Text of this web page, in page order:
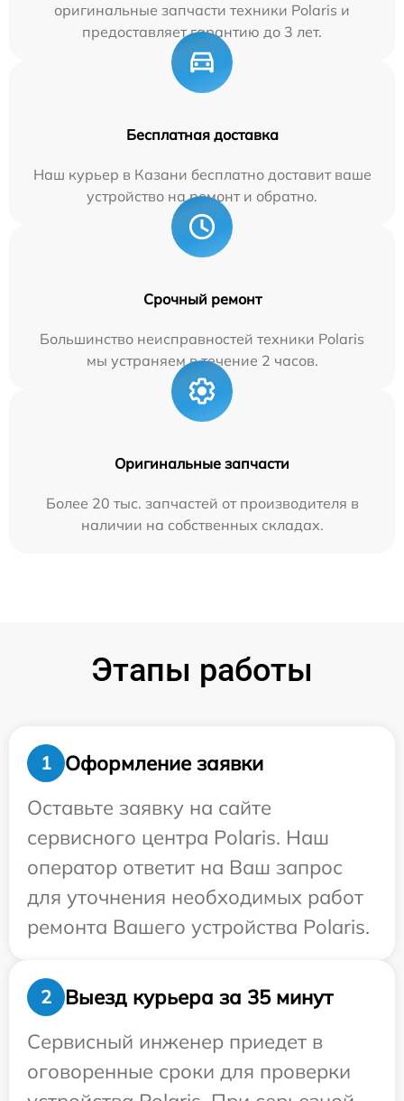
оригинальные запчасти техники Polaris и
предоставляет гарантию до 3 лет.
Бесплатная доставка
Наш курьер в Казани бесплатно доставит ваше
устройство на ремонт и обратно.
Срочный ремонт
Большинство неисправностей техники Polaris
мы устраняем в течение 2 часов.
Оригинальные запчасти
Более 20 тыс. запчастей от производителя в
наличии на собственных складах.
Этапы работы
1
Оформление заявки
Оставьте заявку на сайте
сервисного центра Polaris. Наш
оператор ответит на Ваш запрос
для уточнения необходимых работ
ремонта Вашего устройства Polaris.
2
Выезд курьера за 35 минут
Сервисный инженер приедет в
оговоренные сроки для проверки